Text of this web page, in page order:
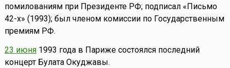
помилованиям при Президенте РФ; подписал «Письмо
42-х» (1993); был членом комиссии по Государственным
премиям РФ.
23 июня1993 года в Париже состоялся последний
концерт Булата Окуджавы.